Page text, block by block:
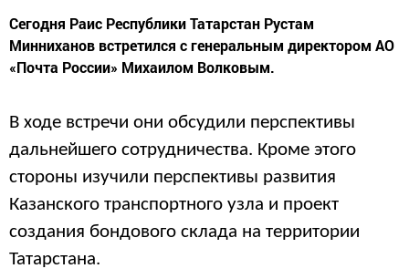
Сегодня Раис Республики Татарстан Рустам
Минниханов встретился с генеральным директором АО
«Почта России» Михаилом Волковым.
В ходе встречи они обсудили перспективы
дальнейшего сотрудничества. Кроме этого
стороны изучили перспективы развития
Казанского транспортного узла и проект
создания бондового склада на территории
Татарстана.